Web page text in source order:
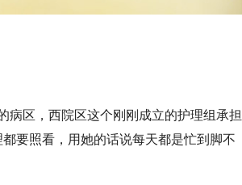
病区，西院区这个刚刚成立的护理组承担
要照看，用她的话说每天都是忙到脚不